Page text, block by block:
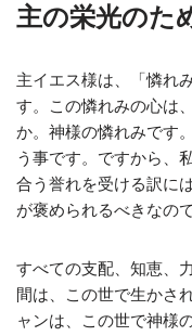
主の栄光のた
主イエス様は、「憐れ
す。この憐れみの心は
か。神様の憐れみです
う事です。ですから、
合う誉れを受ける訳に
が褒められるべきなので
すべての支配、知恵、
間は、この世で生かさ
ャンは、この世で神様